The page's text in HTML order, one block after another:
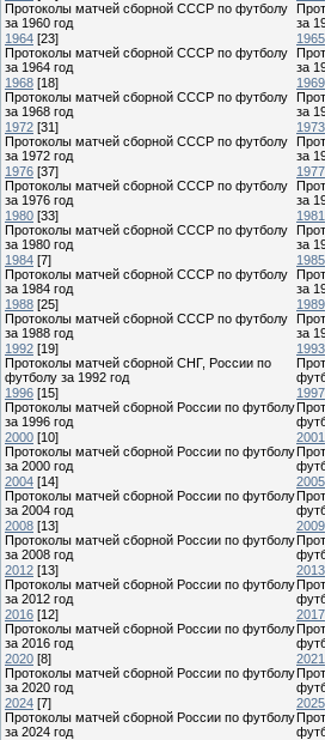
Протоколы матчей сборной СССР по футболу
за 1960 год
за
1964 [23]
Протоколы матчей сборной СССР по футболу
за 1964 год
1965
за
1968 [18]
Протоколы матчей сборной СССР по футболу
за 1968 год
1969
за
1972 [31]
Протоколы матчей сборной СССР по футболу
за 1972 год
1973
за
1976 [37]
Протоколы матчей сборной СССР по футболу
за 1976 год
1977
за
1980 [33]
Протоколы матчей сборной СССР по футболу
за 1980 год
1981
за
1984 [7]
Протоколы матчей сборной СССР по футболу
за 1984 год
1985
за
1988 [25]
Протоколы матчей сборной СССР по футболу
за 1988 год
1989
за
1992 [19]
Протоколы матчей сборной СНГ, России по
футболу за 1992 год
1993
1996 [15]
Протоколы матчей сборной России по футболу
за 1996 год
1997
2000 [10]
Протоколы матчей сборной России по футболу
за 2000 год
2001
2004 [14]
Протоколы матчей сборной России по футболу
за 2004 год
2005
2008 [13]
Протоколы матчей сборной России по футболу
за 2008 год
2009
2012 [13]
Протоколы матчей сборной России по футболу
за 2012 год
2013
2016 [12]
Протоколы матчей сборной России по футболу
за 2016 год
2017
2020 [8]
Протоколы матчей сборной России по футболу
за 2020 год
2021
2024 [7]
Протоколы матчей сборной России по футболу
за 2024 год
2025